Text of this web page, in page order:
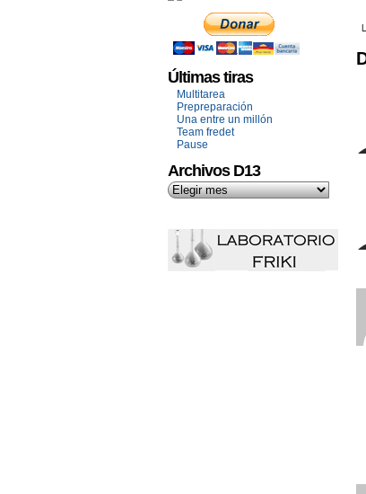
Últimas tiras
Multitarea
Prepreparación
Una entre un millón
Team fredet
Pause
Archivos D13